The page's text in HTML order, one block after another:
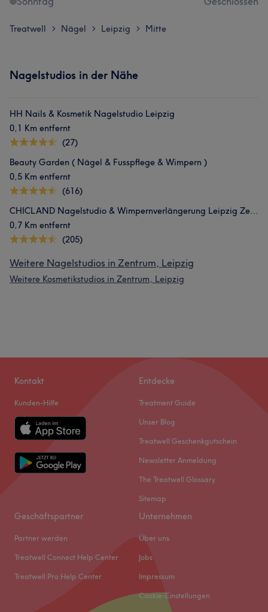
Treatwell > Nägel > Leipzig > Mitte
Nagelstudios in der Nähe
HH Nails & Kosmetik Nagelstudio Leipzig
0,1 Km entfernt
(27)
Beauty Garden ( Nägel & Fusspflege & Wimpern )
0,5 Km entfernt
(616)
CHICLAND Nagelstudio & Wimpernverlängerung Leipzig Zentrum
0,7 Km entfernt
(205)
Weitere Nagelstudios in Zentrum, Leipzig
Weitere Kosmetikstudios in Zentrum, Leipzig
Kontakt
Kunden-Hilfe
Entdecke
Treatment Guide
Unser Blog
Treatwell Geschenkgutschein
Newsletter Anmeldung
The Treatwell Glossary
Sitemap
Geschäftspartner
Partner werden
Treatwell Connect Help Center
Treatwell Pro Help Center
Unternehmen
Über uns
Jobs
Impressum
Cookie-Einstellungen